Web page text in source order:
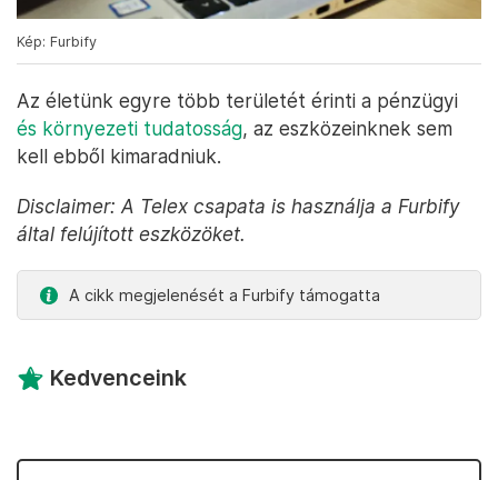
Kép: Furbify
Az életünk egyre több területét érinti a pénzügyi
és környezeti tudatosság, az eszközeinknek sem
kell ebből kimaradniuk.
Disclaimer: A Telex csapata is használja a Furbify
által felújított eszközöket.
A cikk megjelenését a Furbify támogatta
Kedvenceink